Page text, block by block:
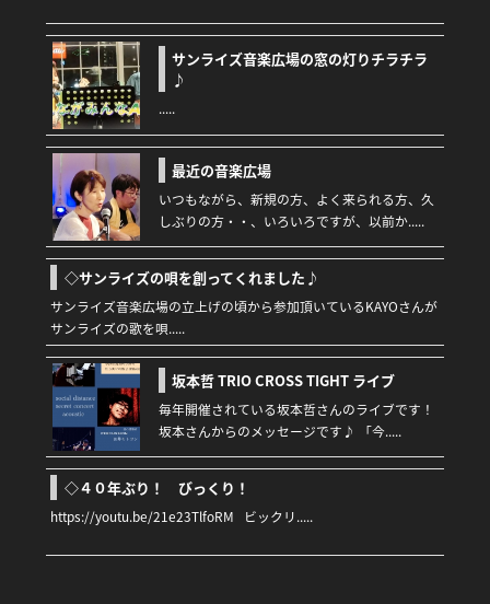
サンライズ音楽広場の窓の灯りチラチラ
♪
.....
最近の音楽広場
いつもながら、新規の方、よく来られる方、久
しぶりの方・・、いろいろですが、以前か.....
◇サンライズの唄を創ってくれました♪
サンライズ音楽広場の立上げの頃から参加頂いているKAYOさんが
サンライズの歌を唄.....
坂本哲 TRIO CROSS TIGHT ライブ
毎年開催されている坂本哲さんのライブです！
坂本さんからのメッセージです♪ 「今.....
◇４０年ぶり！ びっくり！
https://youtu.be/21e23TlfoRM ビックリ.....